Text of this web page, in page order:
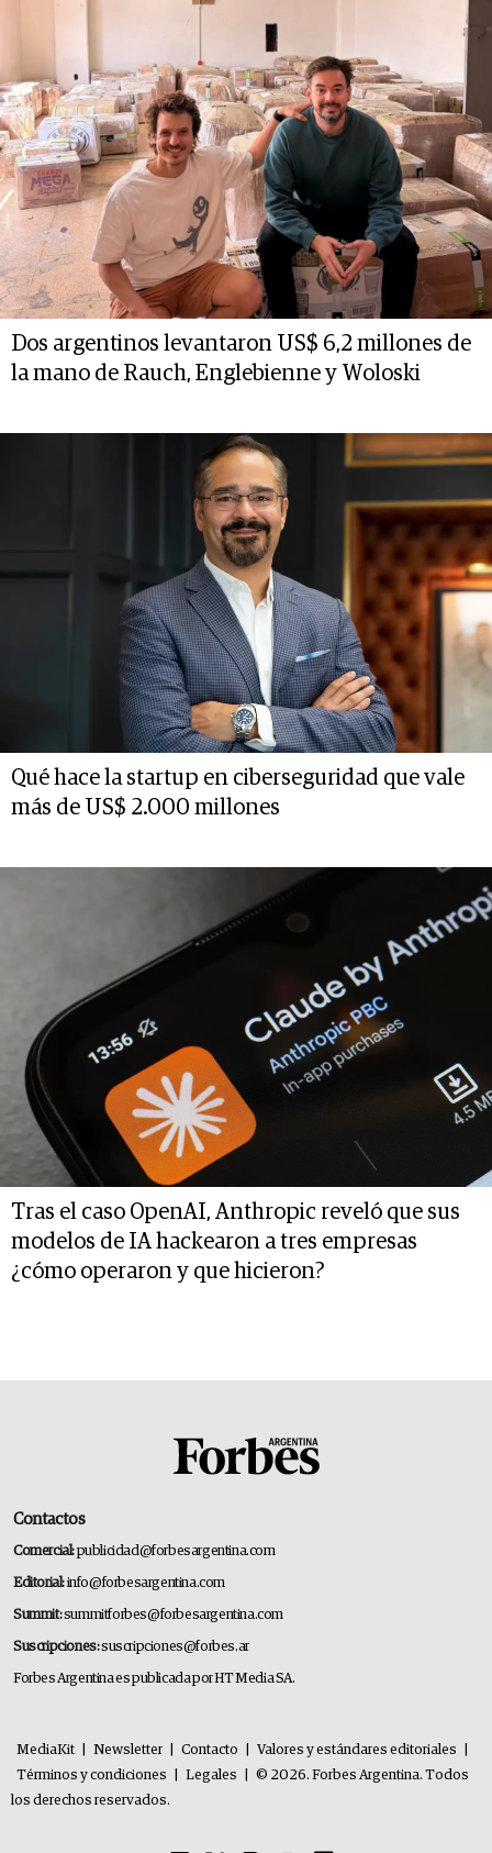
Dos argentinos levantaron US$ 6,2 millones de
la mano de Rauch, Englebienne y Woloski
Qué hace la startup en ciberseguridad que vale
más de US$ 2.000 millones
Tras el caso OpenAI, Anthropic reveló que sus
modelos de IA hackearon a tres empresas
¿cómo operaron y que hicieron?
Contactos
Comercial:publicidad@forbesargentina.com
Editorial:info@forbesargentina.com
Summit:summitforbes@forbesargentina.com
Suscripciones:suscripciones@forbes.ar
Forbes Argentina es publicada por HT Media SA.
MediaKit Newsletter Contacto Valores y estándares editoriales
Términos y condiciones
Legales
© 2026. Forbes Argentina. Todos
los derechos reservados.